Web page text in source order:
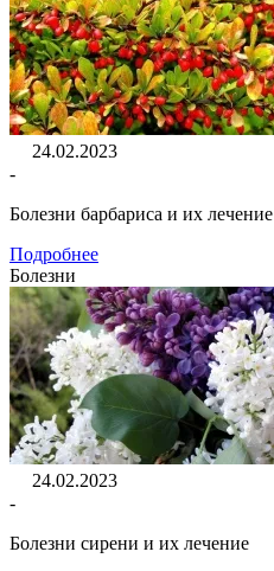
24.02.2023
-
Болезни барбариса и их лечение
Подробнее
Болезни
24.02.2023
-
Болезни сирени и их лечение